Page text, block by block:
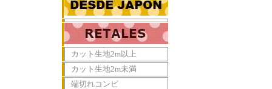
カット生地2m以上
カット生地2m未満
端切れコンビ